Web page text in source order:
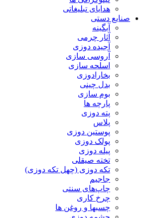
هدایای تبلیغاتی
صنایع دستی
آبگینه
آثار چرمی
آجیده دوزی
آروسی سازی
اسلحه سازی
بخارادوزی
بدل چینی
بوم سازی
پارچه ها
پته دوزی
پلاس
پوستین دوزی
پولک دوزی
پیله دوزی
تخته صیقلی
تکه دوزی (چهل تکه دوزی)
جاجیم
چاپ‌های سنتی
چرخ کاری
چسبها و روغن ها